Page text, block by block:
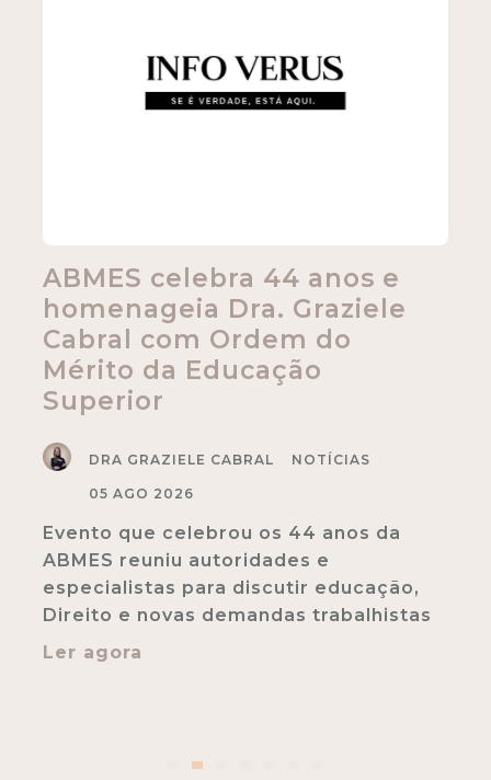
ABMES reconhece trajetória
de Dra. Graziele Cabral em
solenidade marcada por
debate sobre NR-1
04 AGO 2026
A Dra. Graziele Cabral viveu um
momento especial de reconhecimento
em sua trajetória profissional ao
receber a Comenda da Ordem do
Mérito ABMES da Educação Superior,
ABMES em Brasília/DF.